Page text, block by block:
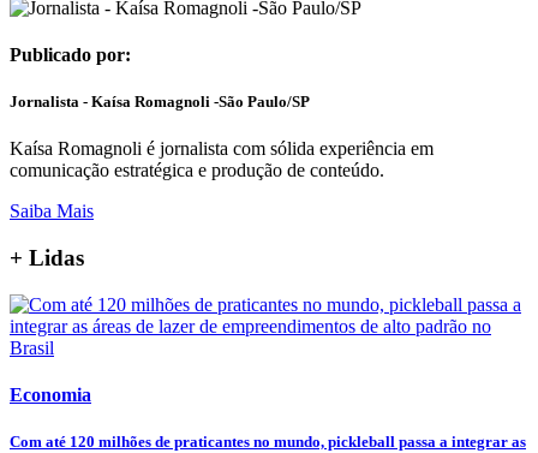
Publicado por:
Jornalista - Kaísa Romagnoli -São Paulo/SP
Kaísa Romagnoli é jornalista com sólida experiência em
comunicação estratégica e produção de conteúdo.
Saiba Mais
+ Lidas
Economia
Com até 120 milhões de praticantes no mundo, pickleball passa a integrar as